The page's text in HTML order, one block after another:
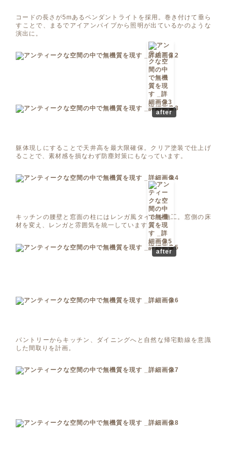
コードの長さが5mあるペンダントライトを採用。巻き付けて垂ら
すことで、まるでアイアンパイプから照明が出ているかのような
演出に。
after
躯体現しにすることで天井高を最大限確保。クリア塗装で仕上げ
ることで、素材感を損なわず防塵対策にもなっています。
キッチンの腰壁と窓面の柱にはレンガ風タイルを施工。窓側の床
材を変え、レンガと雰囲気を統一しています。
after
パントリーからキッチン、ダイニングへと自然な帰宅動線を意識
した間取りを計画。